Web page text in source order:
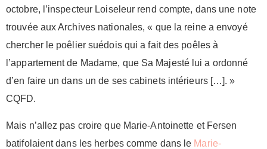
octobre, l’inspecteur Loiseleur rend compte, dans une note
trouvée aux Archives nationales, « que la reine a envoyé
chercher le poêlier suédois qui a fait des poêles à
l’appartement de Madame, que Sa Majesté lui a ordonné
d’en faire un dans un de ses cabinets intérieurs […]. »
CQFD.
Mais n’allez pas croire que Marie-Antoinette et Fersen
batifolaient dans les herbes comme dans le Marie-